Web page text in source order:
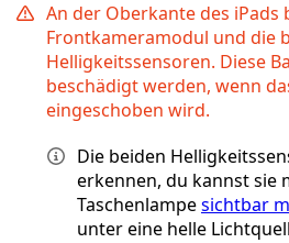
An der Oberkante des iPads
Frontkameramodul und die
Helligkeitssensoren. Diese
beschädigt werden, wenn
eingeschoben wird.
Die beiden
erkennen, du kannst sie
Taschenlampesichtbar
unter eine helle